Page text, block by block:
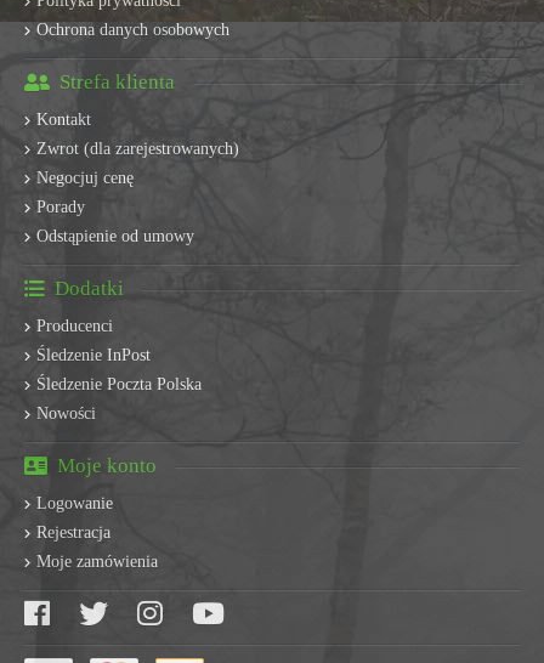
Ochrona danych osobowych
Strefa klienta
Kontakt
Zwrot (dla zarejestrowanych)
Negocjuj cenę
Porady
Odstąpienie od umowy
Dodatki
Producenci
Śledzenie InPost
Śledzenie Poczta Polska
Nowości
Moje konto
Logowanie
Rejestracja
Moje zamówienia